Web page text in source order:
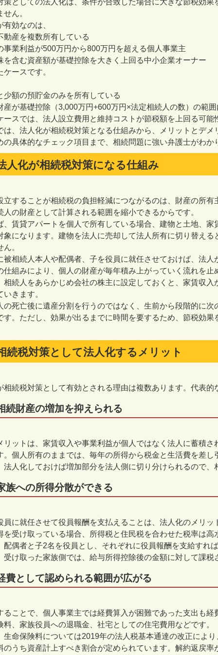
策としての法人化は、条件が合致した場合に大きな節税効
ん。
有効なのは、
動産を複数所有している
事業利益が500万円から800万円を超える個人事業主
を含む資産額が基礎控除を大きく上回る中小企業オーナー
ケースです。
少額の預貯金のみを所有している
産が基礎控除（3,000万円+600万円×法定相続人の数）の範
ースでは、法人設立費用と維持コストが節税額を上回る可能
は、法人化が相続税対策となる仕組みから、メリットとデ
の具体的なチェック項目まで、相続問題に強い弁護士がわか
人化が相続税対策になる仕組み
立することが相続税の負担軽減につながるのは、財産の所
人の財産として計算される範囲を縮小できるからです。
、賃貸アパートを個人で所有している場合、建物と土地、
象になります。建物を法人に売却して法人所有に切り替え
。
被相続人本人や配偶者、子を役員に就任させておけば、法
仕組みにより、個人の財産が毎年積み上がっていく流れを止
相続人をあらかじめ会社の株主に設定しておくと、家賃収
いきます。
の死亡後に遺産分割を行うのではなく、生前から段階的に
す。ただし、効果が出るまでに時間を要するため、節税効
続税対策として法人化するメリット
相続税対策として有効とされる理由は複数あります。代表
続財産の増加を抑えられる
リットは、家賃収入や事業利益が個人ではなく法人に蓄積
。個人所有のままでは、毎年の所得から税金と生活費を差
法人化しておけば増加部分を法人側に切り分けられるので
族への所得分散ができる
員に就任させて役員報酬を支払えることは、法人化のメリ
を受け取っている場合、所得税と住民税を合わせた税率は高
配偶者と子2名を役員とし、それぞれに役員報酬を支給すれ
受け取った家族側では、給与所得控除後の金額に対して課
費として認められる範囲が広がる
ることで、個人事業主では経費算入が困難であった支出も
料、家族役員への退職金、社宅としての住宅費用などです。
生命保険料については2019年の法人税基本通達の改正によ
のうち資産計上すべき割合が定められています。解約返戻